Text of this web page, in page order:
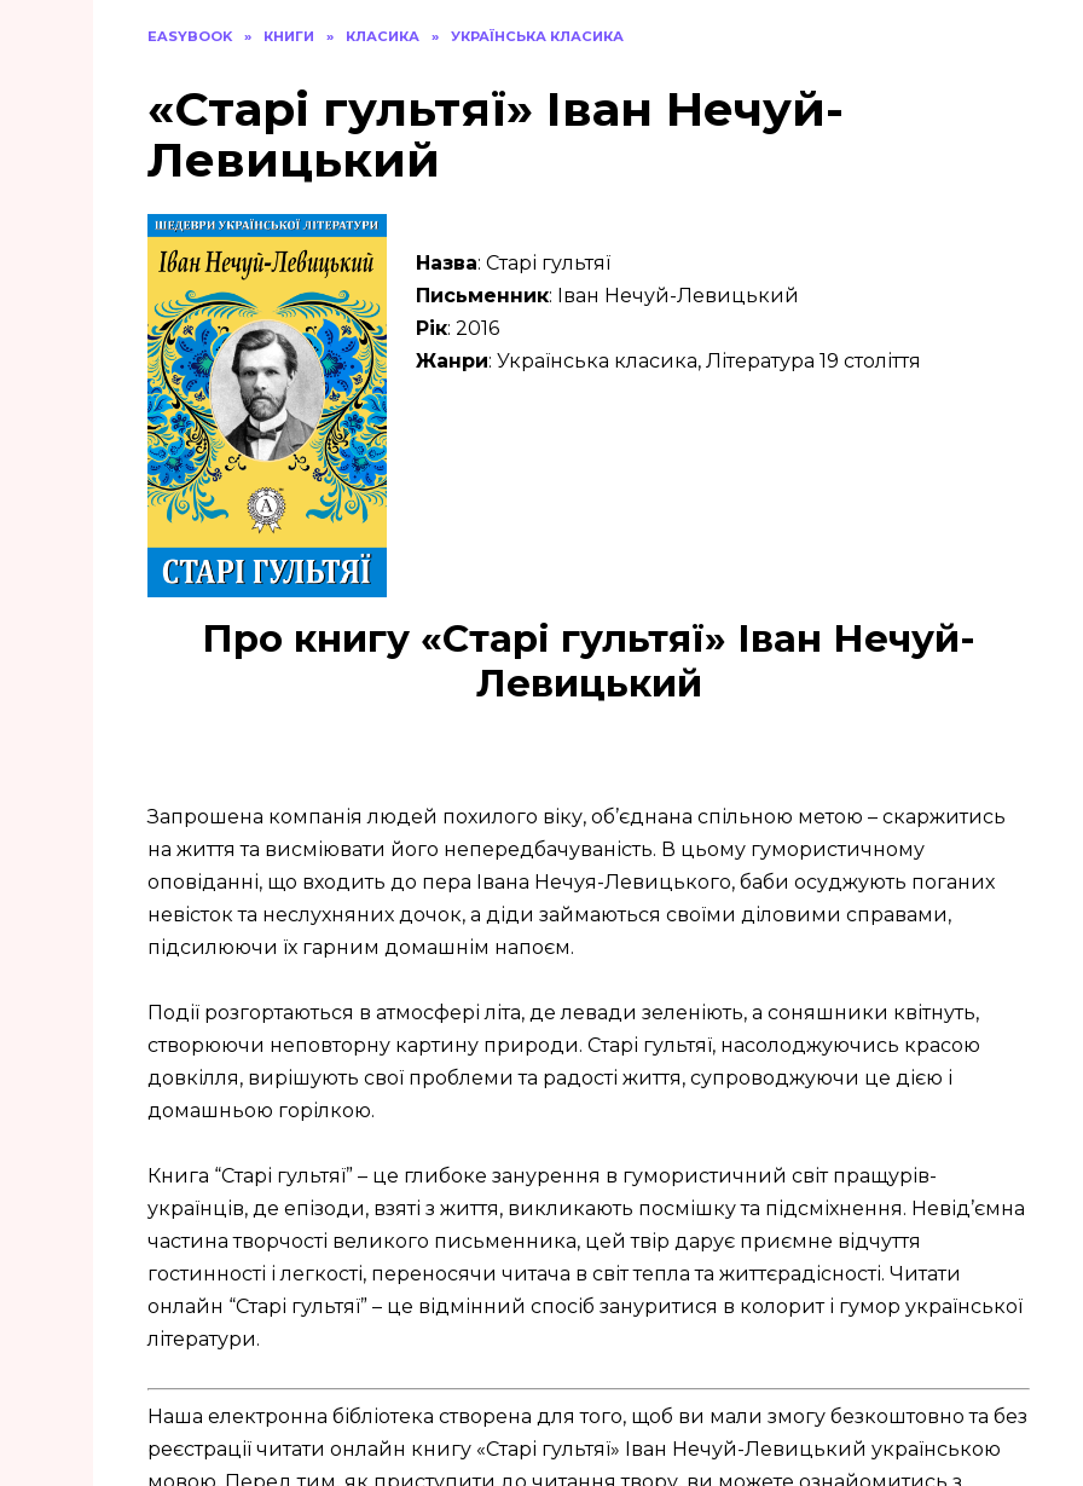
EASYBOOK » КНИГИ » КЛАСИКА » УКРАЇНСЬКА КЛАСИКА
«Старі гультяї» Іван Нечуй-
Левицький
Назва: Старі гультяї
Письменник: Іван Нечуй-Левицький
Рік: 2016
Жанри: Українська класика, Література 19 століття
Про книгу «Старі гультяї» Іван Нечуй-
Левицький
Запрошена компанія людей похилого віку, об’єднана спільною метою – скаржитись
на життя та висміювати його непередбачуваність. В цьому гумористичному
оповіданні, що входить до пера Івана Нечуя-Левицького, баби осуджують поганих
невісток та неслухняних дочок, а діди займаються своїми діловими справами,
підсилюючи їх гарним домашнім напоєм.
Події розгортаються в атмосфері літа, де левади зеленіють, а соняшники квітнуть,
створюючи неповторну картину природи. Старі гультяї, насолоджуючись красою
довкілля, вирішують свої проблеми та радості життя, супроводжуючи це дією і
домашньою горілкою.
Книга “Старі гультяї” – це глибоке занурення в гумористичний світ пращурів-
українців, де епізоди, взяті з життя, викликають посмішку та підсміхнення. Невід’ємна
частина творчості великого письменника, цей твір дарує приємне відчуття
гостинності і легкості, переносячи читача в світ тепла та життєрадісності. Читати
онлайн “Старі гультяї” – це відмінний спосіб зануритися в колорит і гумор української
літератури.
Наша електронна бібліотека створена для того, щоб ви мали змогу безкоштовно та без
реєстрації читати онлайн книгу «Старі гультяї» Іван Нечуй-Левицький українською